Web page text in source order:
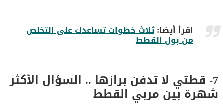
اقرأ أيضا:ثلاث خطوات تساعدك على التخلص
من بول القطط
7- قطتي لا تدفن برازها .. السؤال الأكثر
شهرة بين مربي القطط